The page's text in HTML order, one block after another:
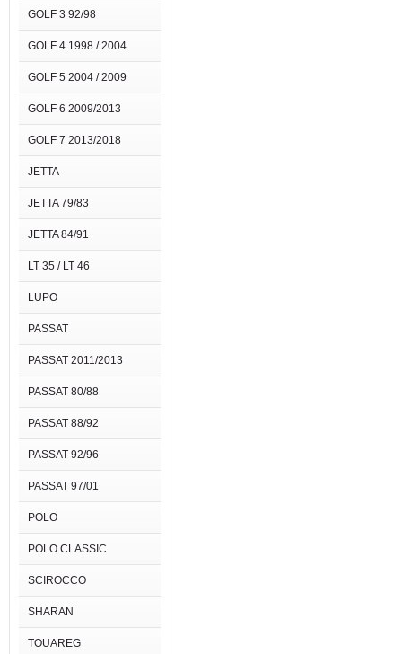
GOLF 3 92/98
GOLF 4 1998 / 2004
GOLF 5 2004 / 2009
GOLF 6 2009/2013
GOLF 7 2013/2018
JETTA
JETTA 79/83
JETTA 84/91
LT 35 / LT 46
LUPO
PASSAT
PASSAT 2011/2013
PASSAT 80/88
PASSAT 88/92
PASSAT 92/96
PASSAT 97/01
POLO
POLO CLASSIC
SCIROCCO
SHARAN
TOUAREG